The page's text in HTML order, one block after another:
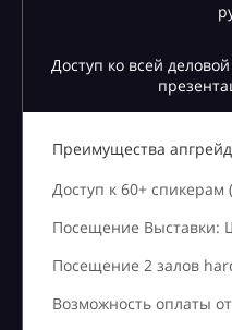
Доступ ко всей
Преимущества
Доступ к 60+ спикерам
Посещение Выставки:
Посещение 2 залов
Возможность оплаты